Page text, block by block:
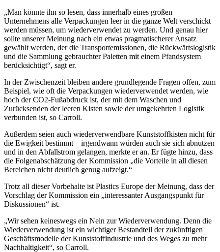
„Man könnte ihn so lesen, dass innerhalb eines großen
Unternehmens alle Verpackungen leer in die ganze Welt verschickt
werden müssen, um wiederverwendet zu werden. Und genau hier
sollte unserer Meinung nach ein etwas pragmatischerer Ansatz
gewählt werden, der die Transportemissionen, die Rückwärtslogistik
und die Sammlung gebrauchter Paletten mit einem Pfandsystem
berücksichtigt“, sagt er.
In der Zwischenzeit bleiben andere grundlegende Fragen offen, zum
Beispiel, wie oft die Verpackungen wiederverwendet werden, wie
hoch der CO2-Fußabdruck ist, der mit dem Waschen und
Zurücksenden der leeren Kisten sowie der umgekehrten Logistik
verbunden ist, so Carroll.
Außerdem seien auch wiederverwendbare Kunststoffkisten nicht für
die Ewigkeit bestimmt – irgendwann würden auch sie sich abnutzen
und in den Abfallstrom gelangen, merkte er an. Er fügte hinzu, dass
die Folgenabschätzung der Kommission „die Vorteile in all diesen
Bereichen nicht deutlich genug aufzeigt.“
Trotz all dieser Vorbehalte ist Plastics Europe der Meinung, dass der
Vorschlag der Kommission ein „interessanter Ausgangspunkt für
Diskussionen“ ist.
„Wir sehen keineswegs ein Nein zur Wiederverwendung. Denn die
Wiederverwendung ist ein wichtiger Bestandteil der zukünftigen
Geschäftsmodelle der Kunststoffindustrie und des Weges zu mehr
Nachhaltigkeit“, so Carroll.